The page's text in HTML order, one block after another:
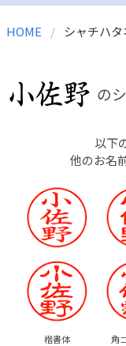
HOME シャチハ
の
以下
他のお名
楷書体 角